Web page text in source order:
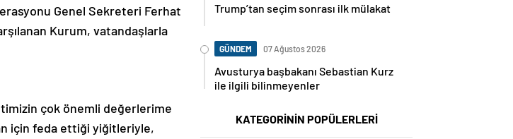
Genel Sekreteri Ferhat
Kurum, vatandaşlarla
çok önemli değerlerime
için feda ettiği yiğitleriyle,
Trump’tan seçim sonrası ilk mülakat
GÜNDEM 07 Ağustos 2026
Avusturya başbakanı Sebastian Kurz
ile ilgili bilinmeyenler
KATEGORİNİN POPÜLERLERİ